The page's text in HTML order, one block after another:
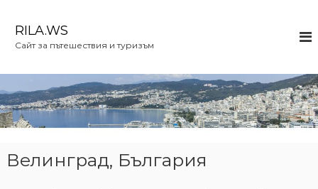
c
o
n
RILA.WS
Сайт за пътешествия и туризъм
Велинград, България